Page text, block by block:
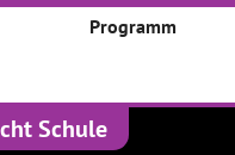
Schule
Programm